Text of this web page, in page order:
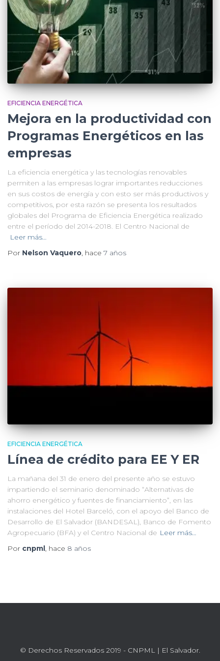
EFICIENCIA ENERGÉTICA
Mejora en la productividad con
Programas Energéticos en las
empresas
La eficiencia energética y las tecnologías renovables
permiten a las empresas lograr importantes reducciones
en sus costos de energía y con esto ser más productivos y
competitivos, por esta razón se presenta los resultados
globales del Programa de Eficiencia Energética realizado
entre el período del 2014-2018. El Centro Nacional de
Leer más…
Por Nelson Vaquero, hace 7 años
EFICIENCIA ENERGÉTICA
Línea de crédito para EE Y ER
La mañana del 31 de enero del presente año se estuvo
impartiendo el seminario denominado “Alternativas de
ahorro energético y fuentes de financiamiento”, en las
instalaciones del Hotel Barceló, con el apoyo del Banco de
Desarrollo de El Salvador (BANDESAL), Banco de Fomento
Agropecuario (BFA) y el Centro Nacional de Leer más…
Por cnpml , hace 8 años
© Derechos Reservados 2019 - CNPML | El Salvador.